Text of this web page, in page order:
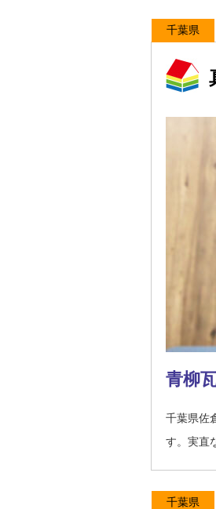
千葉県
青柳
千葉県佐
す。実直
千葉県